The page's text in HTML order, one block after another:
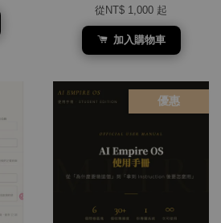
從NT$ 1,000 起
加入購物車
優惠